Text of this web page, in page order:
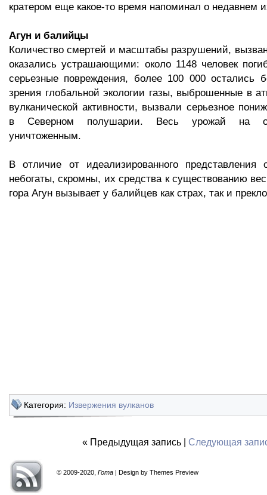
кратером еще какое-то время напоминал о недавнем
Агун и балийцы
Количество смертей и масштабы разрушений,
оказались устрашающими: около 1148 человек
серьезные повреждения, более 100 000 остались
зрения глобальной экологии газы, выброшенные в
вулканической активности, вызвали серьезное
в Северном полушарии. Весь урожай на
уничтоженным.
В отличие от идеализированного
небогаты, скромны, их средства к существованию
гора Агун вызывает у балийцев как страх, так и
Категория: Извержения вулканов
« Предыдущая запись | Следующая
© 2009-2020, Гота | Design by Themes Preview